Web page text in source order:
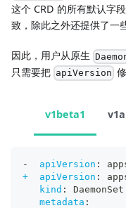
这个 CRD 的所有默认字
致，除此之外还提供了一
因此，用户从原生
只需要把 apiVersion
v1beta1
- apiVersion :
+  apiVersion :
kind :
DaemonSet
metadata :